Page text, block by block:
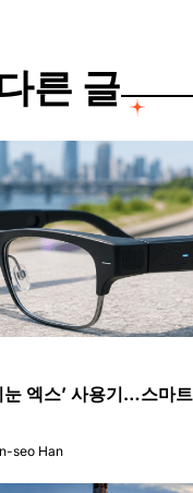
른 글
눈 엑스’ 사용기…스마
seo Han